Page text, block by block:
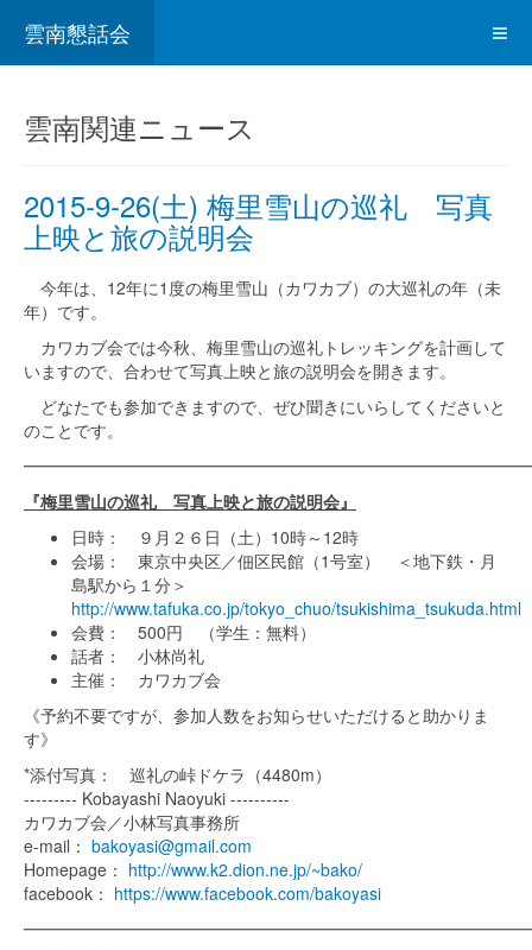
雲南懇話会
雲南関連ニュース
2015-9-26(土) 梅里雪山の巡礼 写真
上映と旅の説明会
今年は、12年に1度の梅里雪山（カワカブ）の大巡礼の年（未
年）です。
カワカブ会では今秋、梅里雪山の巡礼トレッキングを計画して
いますので、合わせて写真上映と旅の説明会を開きます。
どなたでも参加できますので、ぜひ聞きにいらしてくださいと
のことです。
『梅里雪山の巡礼 写真上映と旅の説明会』
日時： ９月２６日（土）10時～12時
会場： 東京中央区／佃区民館（1号室） ＜地下鉄・月
島駅から１分＞
http://www.tafuka.co.jp/tokyo_chuo/tsukishima_tsukuda.html
会費： 500円 （学生：無料）
話者： 小林尚礼
主催： カワカブ会
《予約不要ですが、参加人数をお知らせいただけると助かりま
す》
*添付写真： 巡礼の峠ドケラ（4480m）
--------- Kobayashi Naoyuki ----------
カワカブ会／小林写真事務所
e-mail： bakoyasi@gmail.com
Homepage： http://www.k2.dion.ne.jp/~bako/
facebook： https://www.facebook.com/bakoyasi